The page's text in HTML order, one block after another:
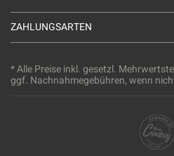
ZAHLUNGSARTEN
* Alle Preise inkl. gesetzl.
ggf. Nachnahmegebühren, wenn